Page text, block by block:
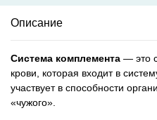
Описание
Система комплемента — это
крови, которая входит в
участвует в способности
«чужого».